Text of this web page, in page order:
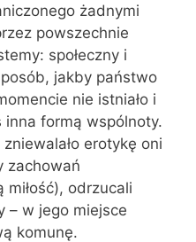
żadnymi
powszechnie
społeczny i
jakby państwo
nie istniało i
inna formą wspólnoty.
erotykę oni
zachowań
odrzucali
– w jego miejsce
komunę.